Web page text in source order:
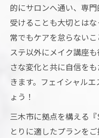
的にサロンへ通い、専
受けることも大切とは
常でもケアを怠らない
ステ以外にメイク講座
さな変化と共に自信を
きます。フェイシャル
ょう！
三木市に拠点を構える
とりに適したプランを